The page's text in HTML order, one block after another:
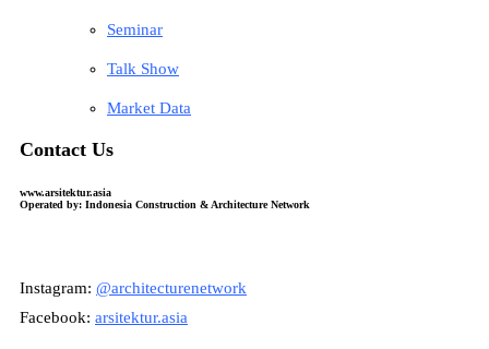
Seminar
Talk Show
Market Data
Contact Us
www.arsitektur.asia
Operated by: Indonesia Construction & Architecture Network
Instagram: @architecturenetwork
Facebook: arsitektur.asia